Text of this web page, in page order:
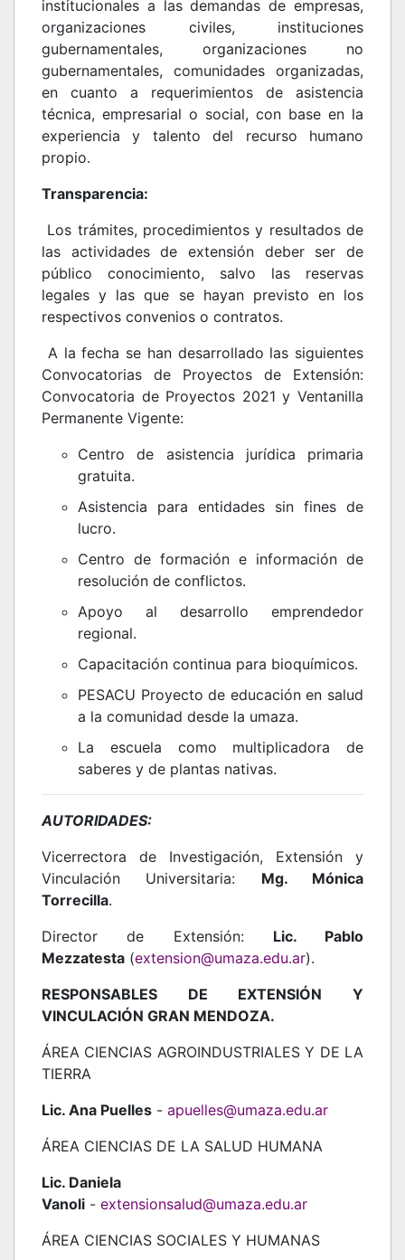
institucionales a las demandas de empresas,
organizaciones civiles, instituciones
gubernamentales, organizaciones no
gubernamentales, comunidades organizadas,
en cuanto a requerimientos de asistencia
técnica, empresarial o social, con base en la
experiencia y talento del recurso humano
propio.
Transparencia:
Los trámites, procedimientos y resultados de
las actividades de extensión deber ser de
público conocimiento, salvo las reservas
legales y las que se hayan previsto en los
respectivos convenios o contratos.
A la fecha se han desarrollado las siguientes
Convocatorias de Proyectos de Extensión:
Convocatoria de Proyectos 2021 y Ventanilla
Permanente Vigente:
Centro de asistencia jurídica primaria
gratuita.
Asistencia para entidades sin fines de
lucro.
Centro de formación e información de
resolución de conflictos.
Apoyo al desarrollo emprendedor
regional.
Capacitación continua para bioquímicos.
PESACU Proyecto de educación en salud
a la comunidad desde la umaza.
La escuela como multiplicadora de
saberes y de plantas nativas.
AUTORIDADES:
Vicerrectora de Investigación, Extensión y
Vinculación Universitaria: Mg. Mónica
Torrecilla.
Director de Extensión: Lic. Pablo
Mezzatesta (extension@umaza.edu.ar).
RESPONSABLES DE EXTENSIÓN Y
VINCULACIÓN GRAN MENDOZA.
ÁREA CIENCIAS AGROINDUSTRIALES Y DE LA
TIERRA
Lic. Ana Puelles - apuelles@umaza.edu.ar
ÁREA CIENCIAS DE LA SALUD HUMANA
Lic. Daniela
Vanoli - extensionsalud@umaza.edu.ar
ÁREA CIENCIAS SOCIALES Y HUMANAS